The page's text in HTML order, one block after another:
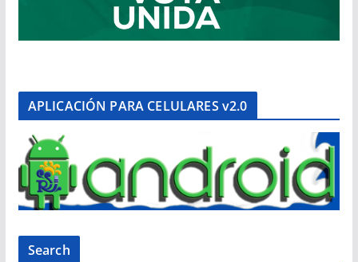
APLICACIÓN PARA CELULARES v2.0
Search